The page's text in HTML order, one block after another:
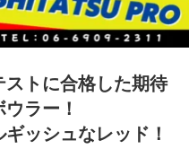
トに合格した期待
ラー！
ッシュなレッド！